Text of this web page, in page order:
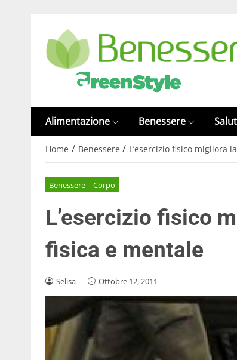
Alimentazione Benessere
Home / Benessere / L’esercizio fisico migliora
Benessere Corpo
L’esercizio fisico
fisica e mentale
Selisa - Ottobre 12, 2011